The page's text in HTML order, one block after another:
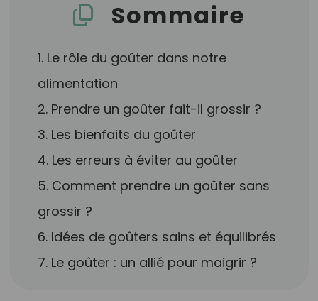
Sommaire
1. Le rôle du goûter dans notre
alimentation
2. Prendre un goûter fait-il grossir ?
3. Les bienfaits du goûter
4. Les erreurs à éviter au goûter
5. Comment prendre un goûter sans
grossir ?
6. Idées de goûters sains et équilibrés
7. Le goûter : un allié pour maigrir ?